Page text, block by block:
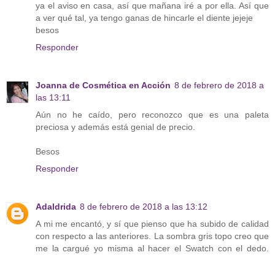
ya el aviso en casa, así que mañana iré a por ella. Así que
a ver qué tal, ya tengo ganas de hincarle el diente jejeje
besos
Responder
Joanna de Cosmética en Acción 8 de febrero de 2018 a
las 13:11
Aún no he caído, pero reconozco que es una paleta
preciosa y además está genial de precio.
Besos
Responder
Adaldrida 8 de febrero de 2018 a las 13:12
A mi me encantó, y sí que pienso que ha subido de calidad
con respecto a las anteriores. La sombra gris topo creo que
me la cargué yo misma al hacer el Swatch con el dedo.